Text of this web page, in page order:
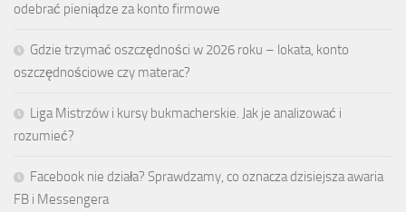
odebrać pieniądze za konto firmowe
Gdzie trzymać oszczędności w 2026 roku – lokata, konto
oszczędnościowe czy materac?
Liga Mistrzów i kursy bukmacherskie. Jak je analizować i
rozumieć?
Facebook nie działa? Sprawdzamy, co oznacza dzisiejsza awaria
FB i Messengera